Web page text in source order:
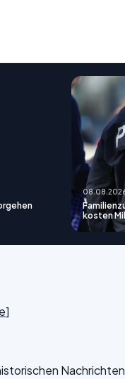
kosten
]